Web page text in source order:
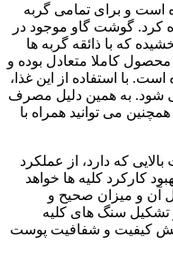
است و برای تمامی گربه
کرد. گوشت گاو موجود در
که با ذائقه گربه ها
کاملا متعادل بوده و
با استفاده از این غذا،
شود. به همین دلیل مصرف
می توانید همراه با
که دارد، از عملکرد
کارکرد کلیه ها خواهد
آن و میزان صحیح و
سنگ های کلیه
کیفیت و شفافیت پوست